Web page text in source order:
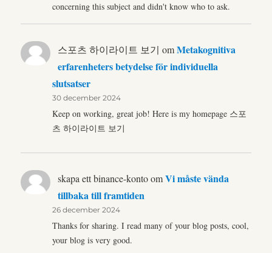
concerning this subject and didn't know who to ask.
스포츠 하이라이트 보기 omMetakognitiva
erfarenheters betydelse för individuella
slutsatser
30 december 2024
Keep on working, great job! Here is my homepage 스포
츠 하이라이트 보기
skapa ett binance-kontoomVi måste vända
tillbaka till framtiden
26 december 2024
Thanks for sharing. I read many of your blog posts, cool,
your blog is very good.